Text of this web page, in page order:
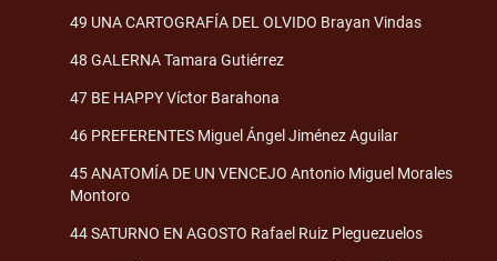
49 UNA CARTOGRAFÍA DEL OLVIDO Brayan Vindas
48 GALERNA Tamara Gutiérrez
47 BE HAPPY Víctor Barahona
46 PREFERENTES Miguel Ángel Jiménez Aguilar
45 ANATOMÍA DE UN VENCEJO Antonio Miguel Morales
Montoro
44 SATURNO EN AGOSTO Rafael Ruiz Pleguezuelos